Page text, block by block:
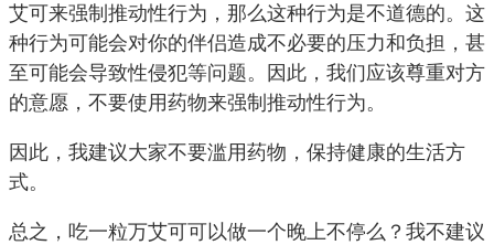
艾可来强制推动性行为，那么这种行为是不道德的。这
种行为可能会对你的伴侣造成不必要的压力和负担，甚
至可能会导致性侵犯等问题。因此，我们应该尊重对方
的意愿，不要使用药物来强制推动性行为。
因此，我建议大家不要滥用药物，保持健康的生活方
式。
总之，吃一粒万艾可可以做一个晚上不停么？我不建议